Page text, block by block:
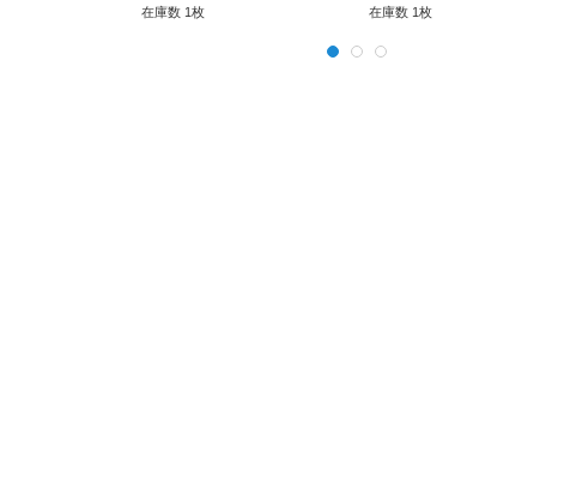
在庫数 1枚 在庫数 1枚